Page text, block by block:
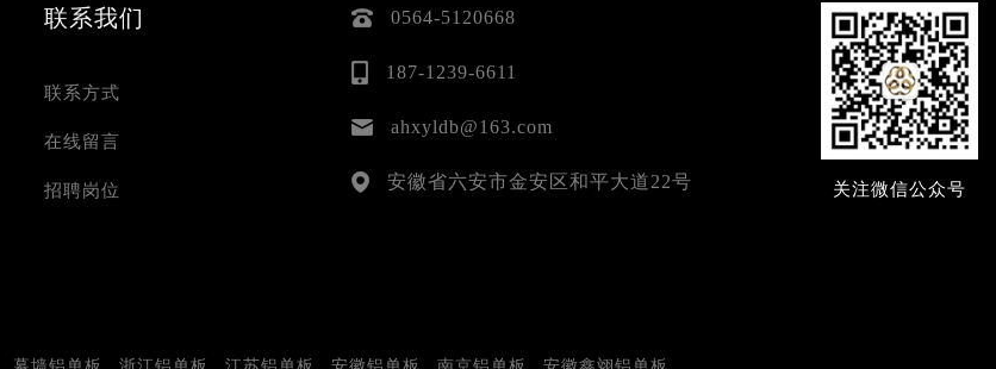
联系我们
联系方式
在线留言
招聘岗位
0564-5120668
187-1239-6611
ahxyldb@163.com
安徽省六安市金安区和平大道22号 关注微信公众号